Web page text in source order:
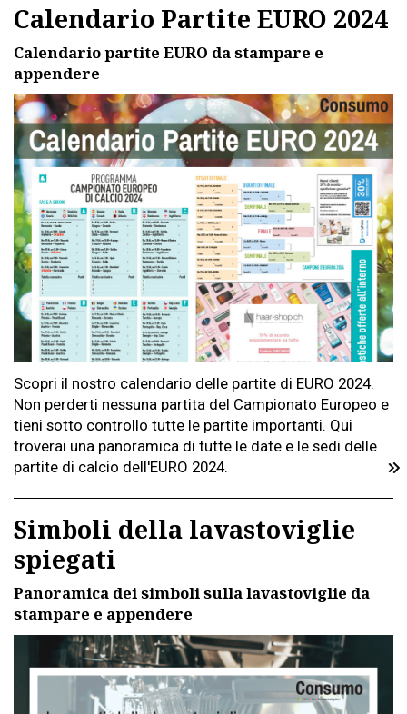
Calendario Partite EURO 2024
Calendario partite EURO da stampare e
appendere
Scopri il nostro calendario delle partite di EURO 2024.
Non perderti nessuna partita del Campionato Europeo e
tieni sotto controllo tutte le partite importanti. Qui
troverai una panoramica di tutte le date e le sedi delle
partite di calcio dell'EURO 2024.
Simboli della lavastoviglie
spiegati
Panoramica dei simboli sulla lavastoviglie da
stampare e appendere